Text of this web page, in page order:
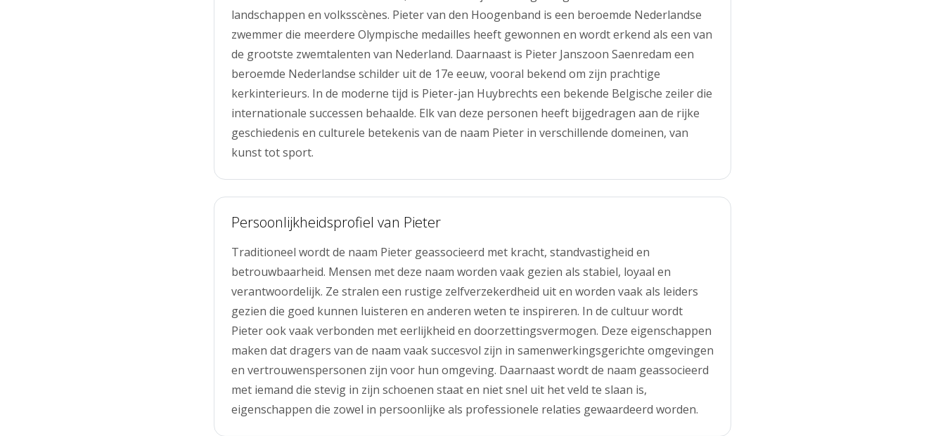
landschappen en volksscènes. Pieter van den Hoogenband is een beroemde Nederlandse
zwemmer die meerdere Olympische medailles heeft gewonnen en wordt erkend als een van
de grootste zwemtalenten van Nederland. Daarnaast is Pieter Janszoon Saenredam een
beroemde Nederlandse schilder uit de 17e eeuw, vooral bekend om zijn prachtige
kerkinterieurs. In de moderne tijd is Pieter-jan Huybrechts een bekende Belgische zeiler die
internationale successen behaalde. Elk van deze personen heeft bijgedragen aan de rijke
geschiedenis en culturele betekenis van de naam Pieter in verschillende domeinen, van
kunst tot sport.
Persoonlijkheidsprofiel van Pieter
Traditioneel wordt de naam Pieter geassocieerd met kracht, standvastigheid en
betrouwbaarheid. Mensen met deze naam worden vaak gezien als stabiel, loyaal en
verantwoordelijk. Ze stralen een rustige zelfverzekerdheid uit en worden vaak als leiders
gezien die goed kunnen luisteren en anderen weten te inspireren. In de cultuur wordt
Pieter ook vaak verbonden met eerlijkheid en doorzettingsvermogen. Deze eigenschappen
maken dat dragers van de naam vaak succesvol zijn in samenwerkingsgerichte omgevingen
en vertrouwenspersonen zijn voor hun omgeving. Daarnaast wordt de naam geassocieerd
met iemand die stevig in zijn schoenen staat en niet snel uit het veld te slaan is,
eigenschappen die zowel in persoonlijke als professionele relaties gewaardeerd worden.